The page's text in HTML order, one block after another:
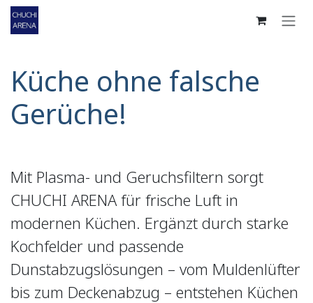
Zum Inhalt springen
Küche ohne falsche
Gerüche!
Mit Plasma- und Geruchsfiltern sorgt
CHUCHI ARENA für frische Luft in
modernen Küchen. Ergänzt durch starke
Kochfelder und passende
Dunstabzugslösungen – vom Muldenlüfter
bis zum Deckenabzug – entstehen Küchen